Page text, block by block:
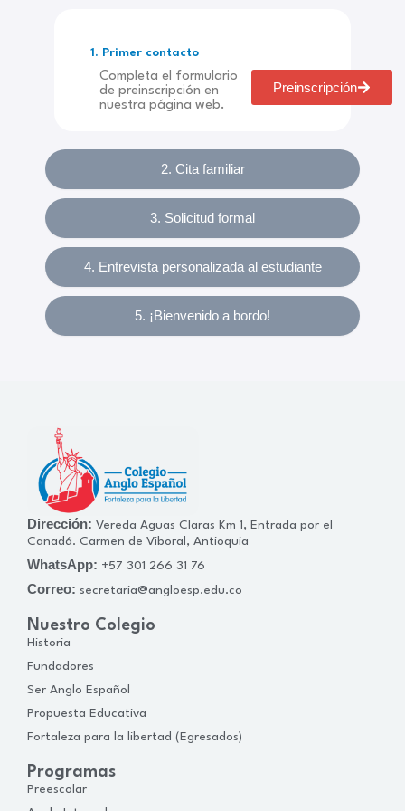
2. Cita familiar
3. Solicitud formal
4. Entrevista personalizada al estudiante
5. ¡Bienvenido a bordo!
1. Primer contacto
Completa el formulario
de preinscripción en
nuestra página web.
Preinscripción
Dirección: Vereda Aguas Claras Km 1, Entrada por el
Canadá. Carmen de Viboral, Antioquia
WhatsApp: +57 301 266 31 76
Correo: secretaria@angloesp.edu.co
Nuestro Colegio
Historia
Fundadores
Ser Anglo Español
Propuesta Educativa
Fortaleza para la libertad (Egresados)
Programas
Preescolar